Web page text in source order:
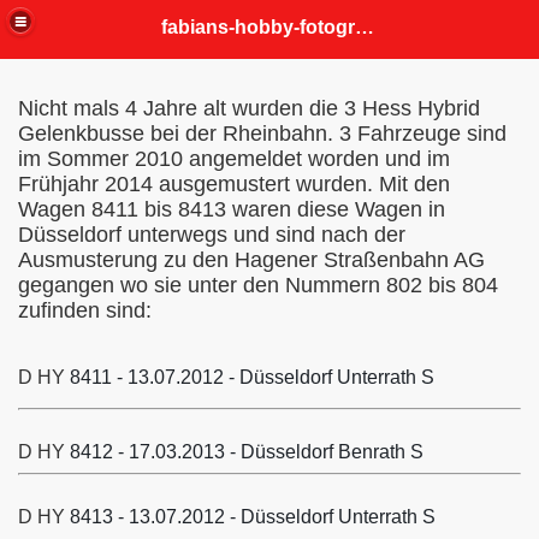
fabians-hobby-fotografien
Nicht mals 4 Jahre alt wurden die 3 Hess Hybrid
Gelenkbusse bei der Rheinbahn. 3 Fahrzeuge sind
im Sommer 2010 angemeldet worden und im
Frühjahr 2014 ausgemustert wurden. Mit den
Wagen 8411 bis 8413 waren diese Wagen in
Düsseldorf unterwegs und sind nach der
Ausmusterung zu den Hagener Straßenbahn AG
gegangen wo sie unter den Nummern 802 bis 804
zufinden sind:
D HY 8411 - 13.07.2012 - Düsseldorf Unterrath S
D HY 8412 - 17.03.2013 - Düsseldorf Benrath S
D HY 8413 - 13.07.2012 - Düsseldorf Unterrath S